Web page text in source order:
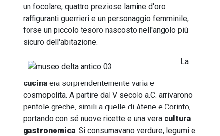
un focolare, quattro preziose lamine d'oro
raffiguranti guerrieri e un personaggio femminile,
forse un piccolo tesoro nascosto nell'angolo più
sicuro dell'abitazione.
La
cucina era sorprendentemente varia e
cosmopolita. A partire dal V secolo a.C. arrivarono
pentole greche, simili a quelle di Atene e Corinto,
portando con sé nuove ricette e una vera cultura
gastronomica. Si consumavano verdure, legumi e